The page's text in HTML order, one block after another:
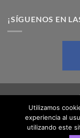
¡SÍGUENOS EN
AVISO LEGAL
Utilizamos
experiencia al
utilizando este